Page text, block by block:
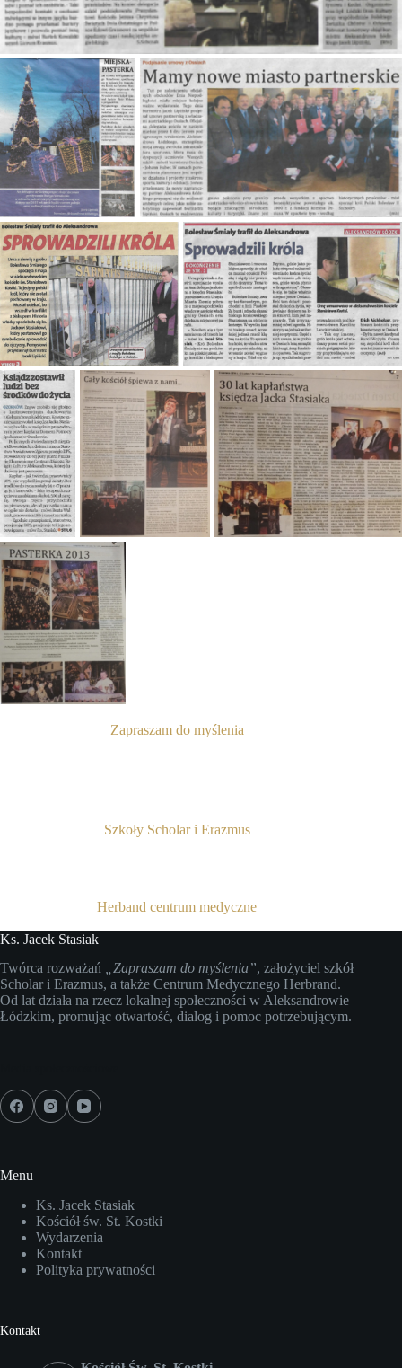
Zapraszam do myślenia
Szkoły Scholar i Erazmus
Herband centrum medyczne
Ks. Jacek Stasiak
Twórca rozważań „Zapraszam do myślenia”, założyciel szkół
Scholar i Erazmus, a także Centrum Medycznego Herbrand.
Od lat działa na rzecz lokalnej społeczności w Aleksandrowie
Łódzkim, promując otwartość, dialog i pomoc potrzebującym.
Menu
Ks. Jacek Stasiak
Kościół św. St. Kostki
Wydarzenia
Kontakt
Polityka prywatności
Kontakt